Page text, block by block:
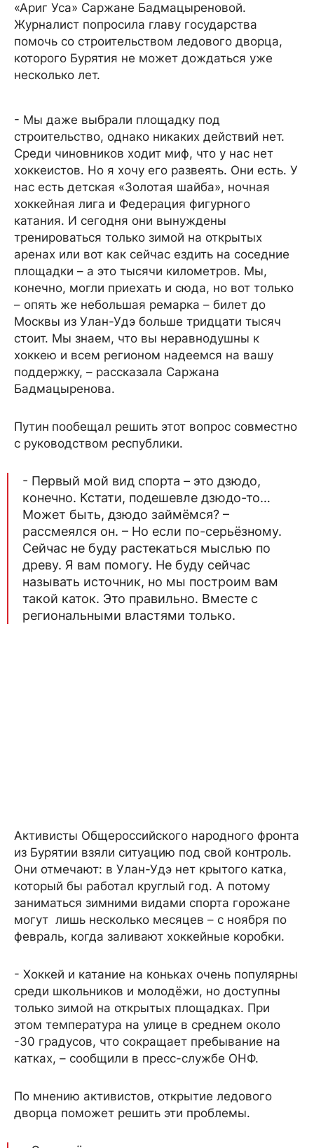
«Ариг Уса» Саржане Бадмацыреновой.
Журналист попросила главу государства
помочь со строительством ледового дворца,
которого Бурятия не может дождаться уже
несколько лет.
- Мы даже выбрали площадку под
строительство, однако никаких действий нет.
Среди чиновников ходит миф, что у нас нет
хоккеистов. Но я хочу его развеять. Они есть. У
нас есть детская «Золотая шайба», ночная
хоккейная лига и Федерация фигурного
катания. И сегодня они вынуждены
тренироваться только зимой на открытых
аренах или вот как сейчас ездить на соседние
площадки – а это тысячи километров. Мы,
конечно, могли приехать и сюда, но вот только
– опять же небольшая ремарка – билет до
Москвы из Улан-Удэ больше тридцати тысяч
стоит. Мы знаем, что вы неравнодушны к
хоккею и всем регионом надеемся на вашу
поддержку, – рассказала Саржана
Бадмацыренова.
Путин пообещал решить этот вопрос совместно
с руководством республики.
- Первый мой вид спорта – это дзюдо,
конечно. Кстати, подешевле дзюдо-то…
Может быть, дзюдо займёмся? –
рассмеялся он. – Но если по-серьёзному.
Сейчас не буду растекаться мыслью по
древу. Я вам помогу. Не буду сейчас
называть источник, но мы построим вам
такой каток. Это правильно. Вместе с
региональными властями только.
Активисты Общероссийского народного фронта
из Бурятии взяли ситуацию под свой контроль.
Они отмечают: в Улан-Удэ нет крытого катка,
который бы работал круглый год. А потому
заниматься зимними видами спорта горожане
могут лишь несколько месяцев – с ноября по
февраль, когда заливают хоккейные коробки.
- Хоккей и катание на коньках очень популярны
среди школьников и молодёжи, но доступны
только зимой на открытых площадках. При
этом температура на улице в среднем около
-30 градусов, что сокращает пребывание на
катках, – сообщили в пресс-службе ОНФ.
По мнению активистов, открытие ледового
дворца поможет решить эти проблемы.